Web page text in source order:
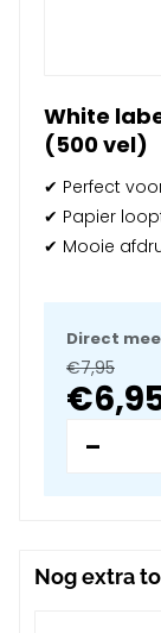
White
(500 vel)
✔ Perfect
✔ Papier
✔ Mooie
Direct
€7,95
–
Nog extra